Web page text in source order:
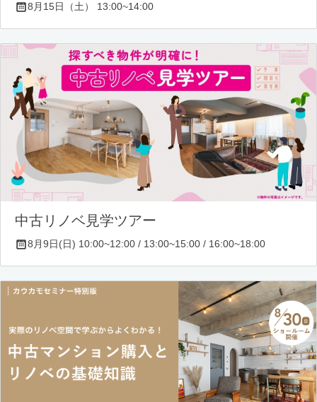
8月15日（土） 13:00~14:00
中古リノベ見学ツアー
8月9日(日) 10:00~12:00 / 13:00~15:00 / 16:00~18:00